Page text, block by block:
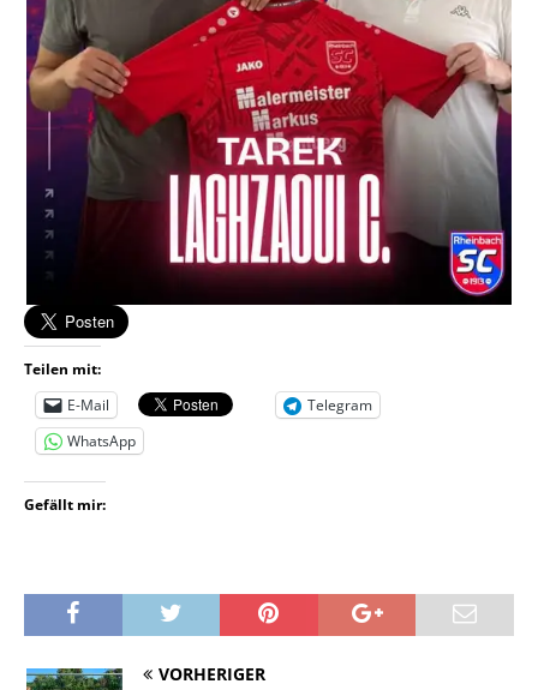
Teilen mit:
E-Mail
Telegram
WhatsApp
Gefällt mir:
VORHERIGER